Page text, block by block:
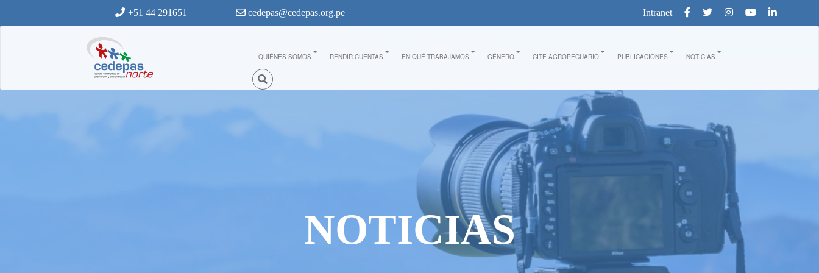
+51 44 291651 cedepas@cedepas.org.pe Intranet
QUIÉNES SOMOS RENDIR CUENTAS EN QUÉ TRABAJAMOS GÉNERO CITE AGROPECUARIO PUBLICACIONES NOTICIAS
NOTICIAS